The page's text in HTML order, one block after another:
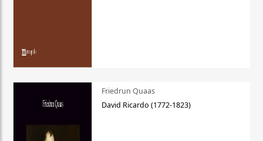
Friedrun Quaas
David Ricardo (1772-1823)